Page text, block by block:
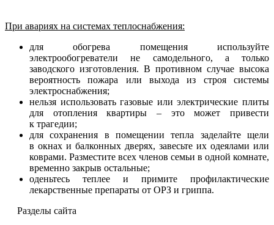
При авариях на системах теплоснабжения:
для обогрева помещения используйте
электрообогреватели не самодельного, а только
заводского изготовления. В противном случае высока
вероятность пожара или выхода из строя системы
электроснабжения;
нельзя использовать газовые или электрические плиты
для отопления квартиры – это может привести
к трагедии;
для сохранения в помещении тепла заделайте щели
в окнах и балконных дверях, завесьте их одеялами или
коврами. Разместите всех членов семьи в одной комнате,
временно закрыв остальные;
оденьтесь теплее и примите профилактические
лекарственные препараты от ОРЗ и гриппа.
Разделы сайта